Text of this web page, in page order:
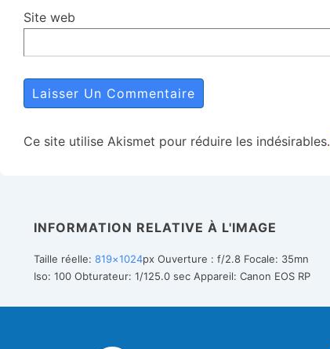
Site web
Ce site utilise Akismet pour réduire les indésirables.
INFORMATION RELATIVE À L'IMAGE
Taille réelle: 819×1024px Ouverture : f/2.8 Focale: 35mn
Iso: 100 Obturateur: 1/125.0 sec Appareil: Canon EOS RP